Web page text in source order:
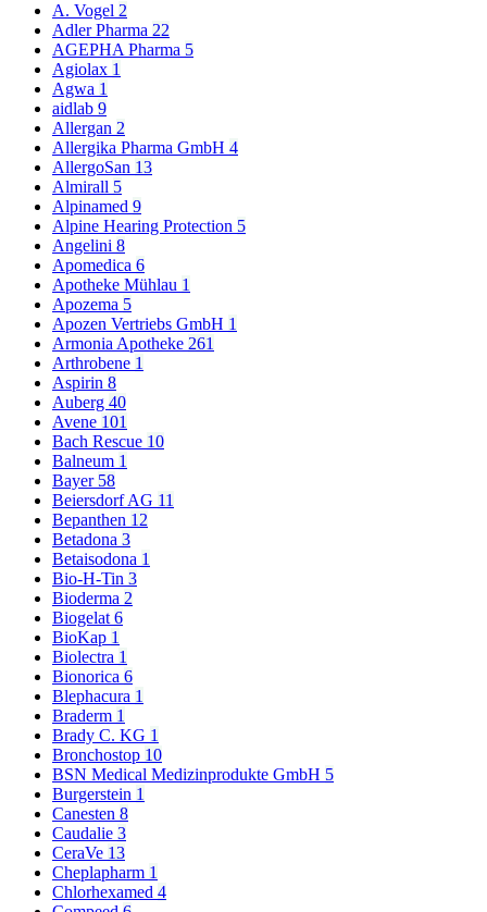
A. Vogel 2
Adler Pharma 22
AGEPHA Pharma 5
Agiolax 1
Agwa 1
aidlab 9
Allergan 2
Allergika Pharma GmbH 4
AllergoSan 13
Almirall 5
Alpinamed 9
Alpine Hearing Protection 5
Angelini 8
Apomedica 6
Apotheke Mühlau 1
Apozema 5
Apozen Vertriebs GmbH 1
Armonia Apotheke 261
Arthrobene 1
Aspirin 8
Auberg 40
Avene 101
Bach Rescue 10
Balneum 1
Bayer 58
Beiersdorf AG 11
Bepanthen 12
Betadona 3
Betaisodona 1
Bio-H-Tin 3
Bioderma 2
Biogelat 6
BioKap 1
Biolectra 1
Bionorica 6
Blephacura 1
Braderm 1
Brady C. KG 1
Bronchostop 10
BSN Medical Medizinprodukte GmbH 5
Burgerstein 1
Canesten 8
Caudalie 3
CeraVe 13
Cheplapharm 1
Chlorhexamed 4